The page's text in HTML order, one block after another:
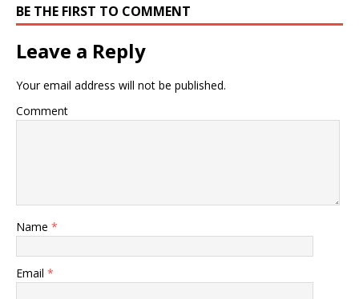
BE THE FIRST TO COMMENT
Leave a Reply
Your email address will not be published.
Comment
Name *
Email *